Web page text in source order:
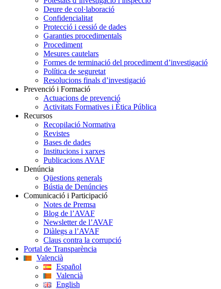
Deure de col·laboració
Confidencialitat
Protecció i cessió de dades
Garanties procedimentals
Procediment
Mesures cautelars
Formes de terminació del procediment d’investigació
Política de seguretat
Resolucions finals d’investigació
Prevenció i Formació
Actuacions de prevenció
Activitats Formatives i Ètica Pública
Recursos
Recopilació Normativa
Revistes
Bases de dades
Institucions i xarxes
Publicacions AVAF
Denúncia
Qüestions generals
Bústia de Denúncies
Comunicació i Participació
Notes de Premsa
Blog de l’AVAF
Newsletter de l’AVAF
Diàlegs a l’AVAF
Claus contra la corrupció
Portal de Transparència
Valencià
Español
Valencià
English